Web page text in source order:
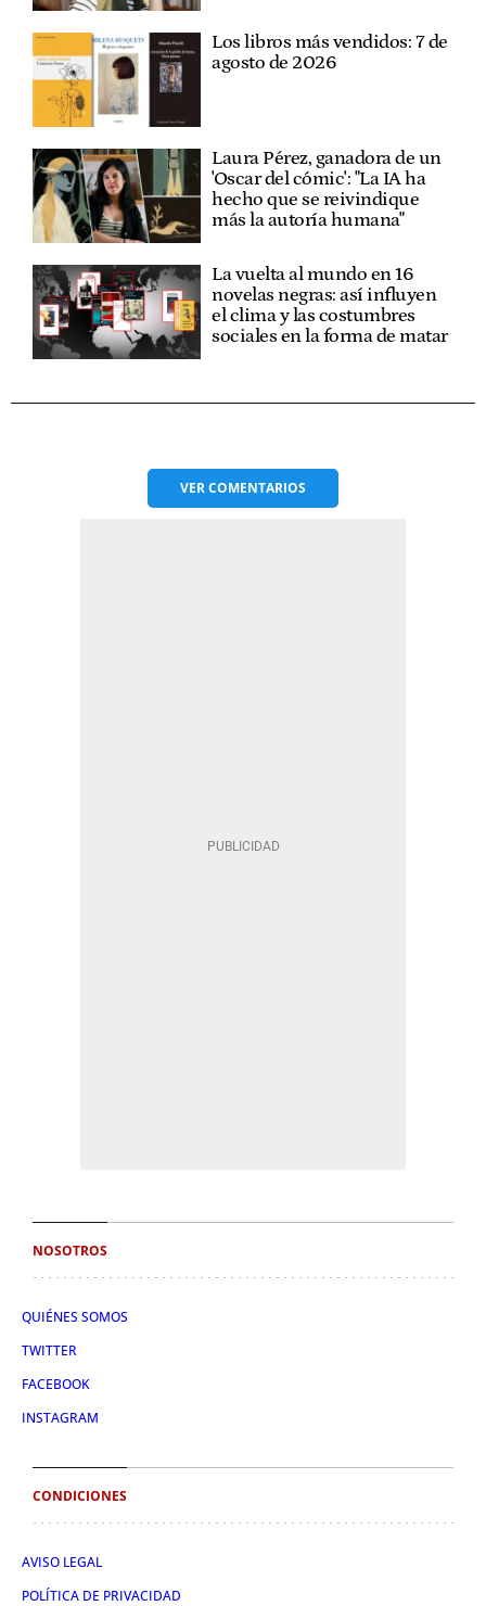
Los libros más vendidos: 7 de
agosto de 2026
Laura Pérez, ganadora de un
'Oscar del cómic': "La IA ha
hecho que se reivindique
más la autoría humana"
La vuelta al mundo en 16
novelas negras: así influyen
el clima y las costumbres
sociales en la forma de matar
VERCOMENTARIOS
NOSOTROS
QUIÉNES SOMOS
TWITTER
FACEBOOK
INSTAGRAM
CONDICIONES
AVISO LEGAL
POLÍTICA DE PRIVACIDAD